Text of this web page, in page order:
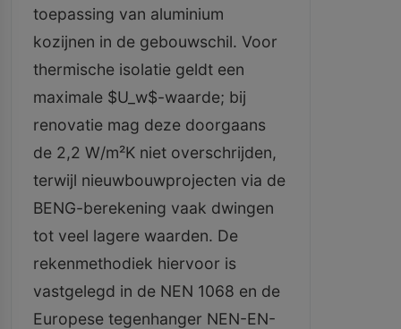
toepassing van aluminium
kozijnen in de gebouwschil. Voor
thermische isolatie geldt een
maximale $U_w$-waarde; bij
renovatie mag deze doorgaans
de 2,2 W/m²K niet overschrijden,
terwijl nieuwbouwprojecten via de
BENG-berekening vaak dwingen
tot veel lagere waarden. De
rekenmethodiek hiervoor is
vastgelegd in de NEN 1068 en de
Europese tegenhanger NEN-EN-